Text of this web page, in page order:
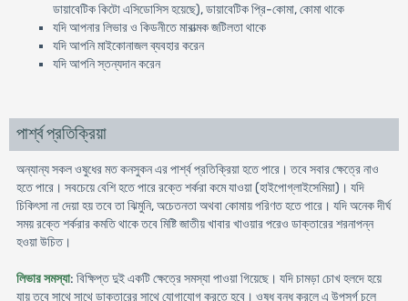
ডায়াবেটিক কিটো এসিডোসিস হয়েছে), ডায়াবেটিক প্রি-কোমা, কোমা থাকে
যদি আপনার লিভার ও কিডনীতে মারাত্মক জটিলতা থাকে
যদি আপনি মাইকোনাজল ব্যবহার করেন
যদি আপনি স্তন্যদান করেন
পার্শ্ব প্রতিক্রিয়া
অন্যান্য সকল ওষুধের মত কনসুকন এর পার্শ্ব প্রতিক্রিয়া হতে পারে। তবে সবার ক্ষেত্রে নাও
হতে পারে। সবচেয়ে বেশি হতে পারে রক্তে শর্করা কমে যাওয়া (হাইপোগ্লাইসেমিয়া)। যদি
চিকিৎসা না দেয়া হয় তবে তা ঝিমুনি, অচেতনতা অথবা কোমায় পরিণত হতে পারে। যদি অনেক দীর্ঘ
সময় রক্তে শর্করার কমতি থাকে তবে মিষ্টি জাতীয় খাবার খাওয়ার পরেও ডাক্তারের শরনাপন্ন
হওয়া উচিত।
লিভার সমস্যা: বিক্ষিপ্ত দুই একটি ক্ষেত্রে সমস্যা পাওয়া গিয়েছে। যদি চামড়া চোখ হলদে হয়ে
যায় তবে সাথে সাথে ডাক্তারের সাথে যোগাযোগ করতে হবে। ওষুধ বন্ধ করলে এ উপসর্গ চলে